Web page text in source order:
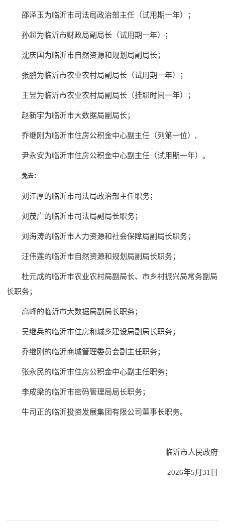
邵泽玉为临沂市司法局政治部主任（试用期一年）；
孙超为临沂市财政局副局长（试用期一年）；
沈庆国为临沂市自然资源和规划局副局长；
张鹏为临沂市农业农村局副局长（试用期一年）；
王昱为临沂市农业农村局副局长（挂职时间一年）；
赵新宇为临沂市大数据局副局长；
乔继刚为临沂市住房公积金中心副主任（列第一位）,
尹永安为临沂市住房公积金中心副主任（试用期一年）。
免去：
刘江厚的临沂市司法局政治部主任职务；
刘茂广的临沂市司法局副局长职务；
刘海涛的临沂市人力资源和社会保障局副局长职务；
汪伟莲的临沂市自然资源和规划局副局长职务；
杜元成的临沂市农业农村局副局长、市乡村振兴局常务副局
长职务；
高峰的临沂市大数据局副局长职务；
吴继兵的临沂市住房和城乡建设局副局长职务；
乔继刚的临沂商城管理委员会副主任职务；
张永民的临沂市住房公积金中心副主任职务；
李成梁的临沂市密码管理局局长职务；
牛司正的临沂投资发展集团有限公司董事长职务。
临沂市人民政府
2026年5月31日